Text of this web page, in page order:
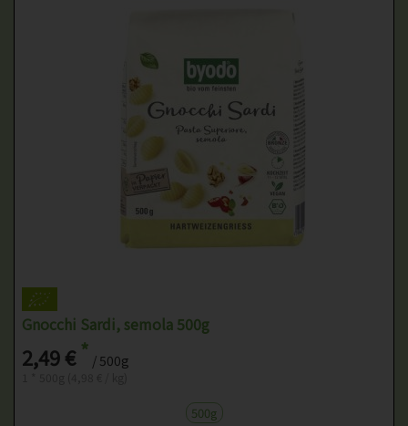
Gnocchi Sardi, semola 500g
2,49 €* / 500g
500g